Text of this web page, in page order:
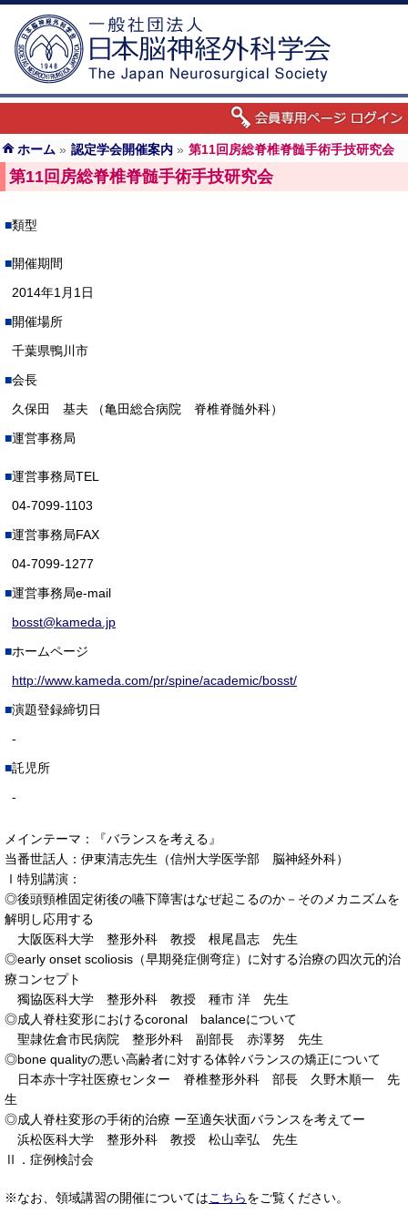
ホーム » 認定学会開催案内 » 第11回房総脊椎脊髄手術手技研究会
第11回房総脊椎脊髄手術手技研究会
類型
開催期間
2014年1月1日
開催場所
千葉県鴨川市
会長
久保田 基夫 （亀田総合病院 脊椎脊髄外科）
運営事務局
運営事務局TEL
04-7099-1103
運営事務局FAX
04-7099-1277
運営事務局e-mail
bosst@kameda.jp
ホームページ
http://www.kameda.com/pr/spine/academic/bosst/
演題登録締切日
-
託児所
-
メインテーマ：『バランスを考える』
当番世話人：伊東清志先生（信州大学医学部 脳神経外科）
Ⅰ特別講演：
◎後頭頸椎固定術後の嚥下障害はなぜ起こるのか－そのメカニズムを
解明し応用する
大阪医科大学 整形外科 教授 根尾昌志 先生
◎early onset scoliosis（早期発症側弯症）に対する治療の四次元的治
療コンセプト
獨協医科大学 整形外科 教授 種市 洋 先生
◎成人脊柱変形におけるcoronal balanceについて
聖隷佐倉市民病院 整形外科 副部長 赤澤努 先生
◎bone qualityの悪い高齢者に対する体幹バランスの矯正について
日本赤十字社医療センター 脊椎整形外科 部長 久野木順一 先
生
◎成人脊柱変形の手術的治療 ー至適矢状面バランスを考えてー
浜松医科大学 整形外科 教授 松山幸弘 先生
Ⅱ．症例検討会
※なお、領域講習の開催についてはこちらをご覧ください。